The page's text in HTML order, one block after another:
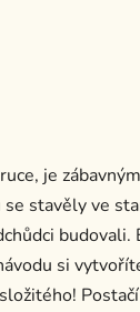
je
stavěly ve
si